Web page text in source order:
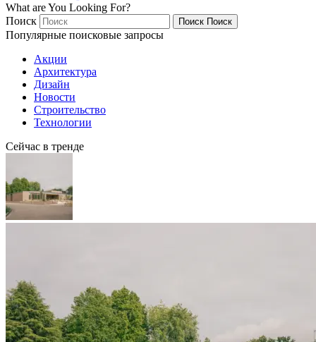
What are You Looking For?
Поиск
Поиск Поиск
Популярные поисковые запросы
Акции
Архитектура
Дизайн
Новости
Строительство
Технологии
Сейчас в тренде